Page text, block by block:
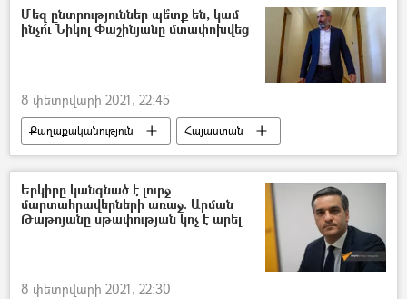
Մեղրի
ապաշրջափակում
կանեփ
Իրանի Իսլամական Հանրապետություն
Մեզ ընտրություններ պե՞տք են, կամ
ինչո՞ւ Նիկոլ Փաշինյանը մտափոխվեց
8 փետրվարի 2021, 22:45
Քաղաքականություն
Հայաստան
Նիկոլ Փաշինյան
Ընտրություններ
Երկիրը կանգնած է լուրջ
մարտահրավերների առաջ. Արման
Թաթոյանը սթափության կոչ է արել
8 փետրվարի 2021, 22:30